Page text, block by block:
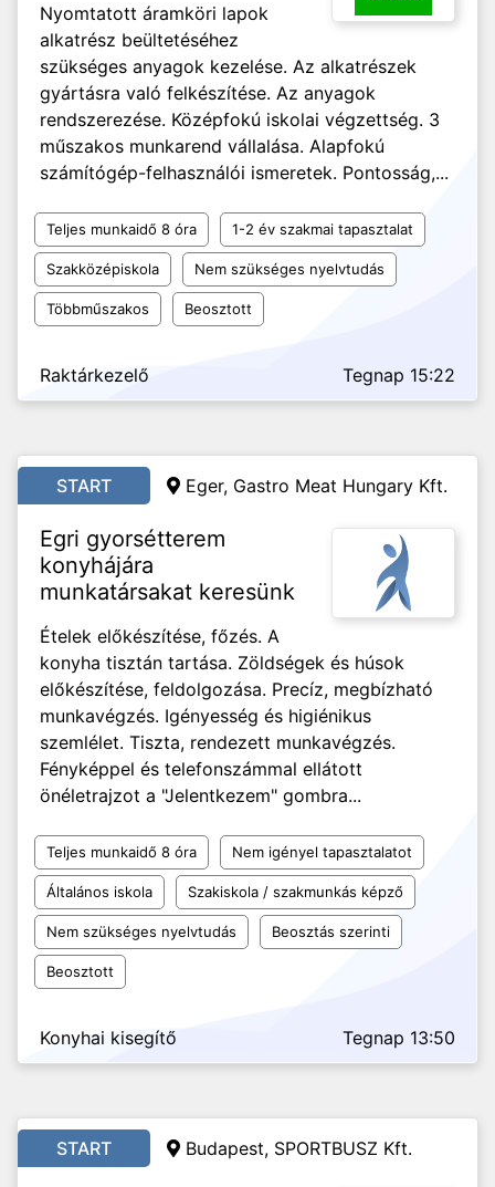
Nyomtatott áramköri lapok
alkatrész beültetéséhez
szükséges anyagok kezelése. Az alkatrészek
gyártásra való felkészítése. Az anyagok
rendszerezése. Középfokú iskolai végzettség. 3
műszakos munkarend vállalása. Alapfokú
számítógép-felhasználói ismeretek. Pontosság,...
Teljes munkaidő 8 óra 1-2 év szakmai tapasztalat
Szakközépiskola Nem szükséges nyelvtudás
Többműszakos Beosztott
Raktárkezelő Tegnap 15:22
START Eger, Gastro Meat Hungary Kft.
Egri gyorsétterem
konyhájára
munkatársakat keresünk
Ételek előkészítése, főzés. A
konyha tisztán tartása. Zöldségek és húsok
előkészítése, feldolgozása. Precíz, megbízható
munkavégzés. Igényesség és higiénikus
szemlélet. Tiszta, rendezett munkavégzés.
Fényképpel és telefonszámmal ellátott
önéletrajzot a "Jelentkezem" gombra...
Teljes munkaidő 8 óra Nem igényel tapasztalatot
Általános iskola Szakiskola / szakmunkás képző
Nem szükséges nyelvtudás Beosztás szerinti
Beosztott
Konyhai kisegítő Tegnap 13:50
START Budapest, SPORTBUSZ Kft.